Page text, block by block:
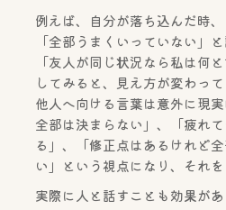
例えば、自分が落ち込んだ時、
「全部うまくいっていない」
「友人が同じ状況なら私は何
してみると、見え方が変わって
他人へ向ける言葉は意外に現
全部は決まらない」、「疲れ
る」、「修正点はあるけれど
い」という視点になり、それを
実際に人と話すことも効果があ